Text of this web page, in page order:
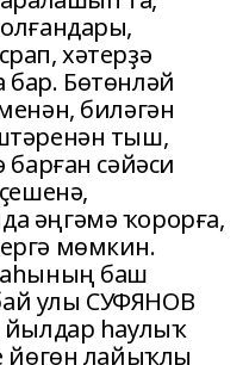
хәтерҙә
Бөтөнләй
биләгән
тыш,
сәйәси
әңгәмә ҡорорға,
мөмкин.
баш
улы СУФЯНОВ
йылдар һаулыҡ
йөгөн лайыҡлы